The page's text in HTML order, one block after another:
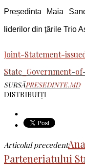
Președinta Maia
liderilor din țările Trio
Joint-Statement-
State_Government-
SURSĂPRESEDINTE.MD
DISTRIBUIȚI
Articolul precedent
Parteneriatului